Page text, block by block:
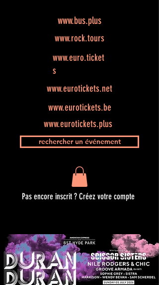
www.bus.plus
www.rock.tours
www.euro.ticket
s
www.eurotickets.net
www.eurotickets.be
www.eurotickets.plus
rechercher un événement
Pas encore inscrit ? Créez votre compte